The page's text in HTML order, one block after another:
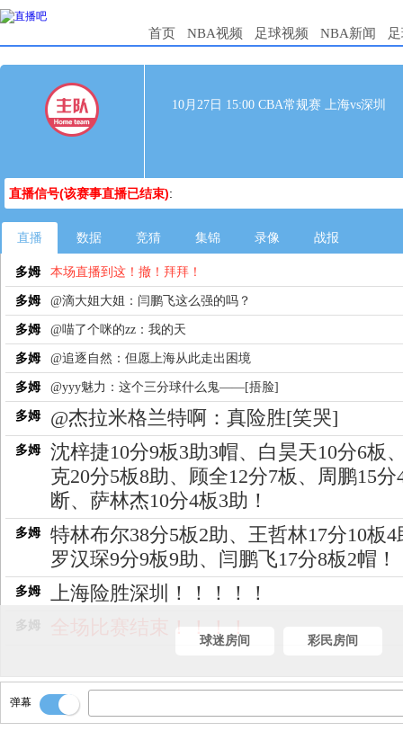
首页 NBA视频 足球视频 NBA新闻
10月27日 15:00 CBA常规赛 上海vs深圳
直播信号(该赛事直播已结束):
直播 数据 竞猜 集锦 录像 战报
多姆 本场直播到这！撤！拜拜！
多姆 @滴大姐大姐：闫鹏飞这么强的吗？
多姆 @喵了个咪的zz：我的天
多姆 @追逐自然：但愿上海从此走出困境
多姆 @yyy魅力：这个三分球什么鬼——[捂脸]
多姆 @杰拉米格兰特啊：真险胜[笑哭]
多姆
沈梓捷10分9板3助3帽、白昊天10分6板
克20分5板8助、顾全12分7板、周鹏15分
断、萨林杰10分4板3助！
多姆
特林布尔38分5板2助、王哲林17分10板4
罗汉琛9分9板9助、闫鹏飞17分8板2帽！
多姆 上海险胜深圳！！！！！
多姆 全场比赛结束！！！！
球迷房间 彩民房间
弹幕